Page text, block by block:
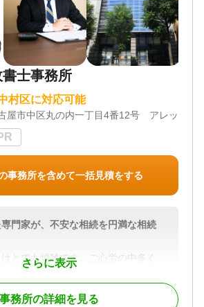
割 / 相続税申告 / 家族信託 / 相続手続
/ 戸籍収集
相談可 / 初回相談無料 / 18時以降相
相続のお悩みを丁寧にお伺いしま
客様に寄り添いながらそれぞれのお
けて最後までしっかりサポートいた
三重県
/ 相続税申告 / 相続手続き / 戸籍収
相続人調査
可 / 土日相談可 / 初回相談無料 / 18
士事務所
村区に対応可能
屋市中区丸の内一丁目4番12号 アレックス
事務所を含めて一括見積をする
さらに表示
門家が、不安な相続を円満な相続
はとても煩雑です。ご心労の中多く
並行して進めて行く必要がありま
事務所の詳細を見る